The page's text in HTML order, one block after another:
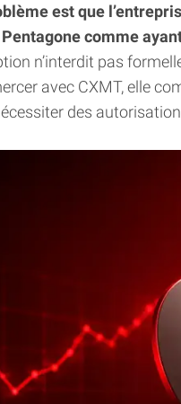
est que
comme
n’interdit pas
avec CXMT, elle
des